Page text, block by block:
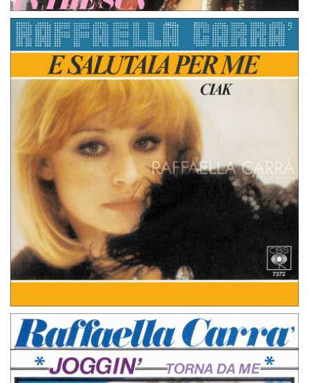
45 GIRI PAESI BASSI
CALIFORNIA
45 GIRI PAESI BASSI
E SALUTALA PER ME